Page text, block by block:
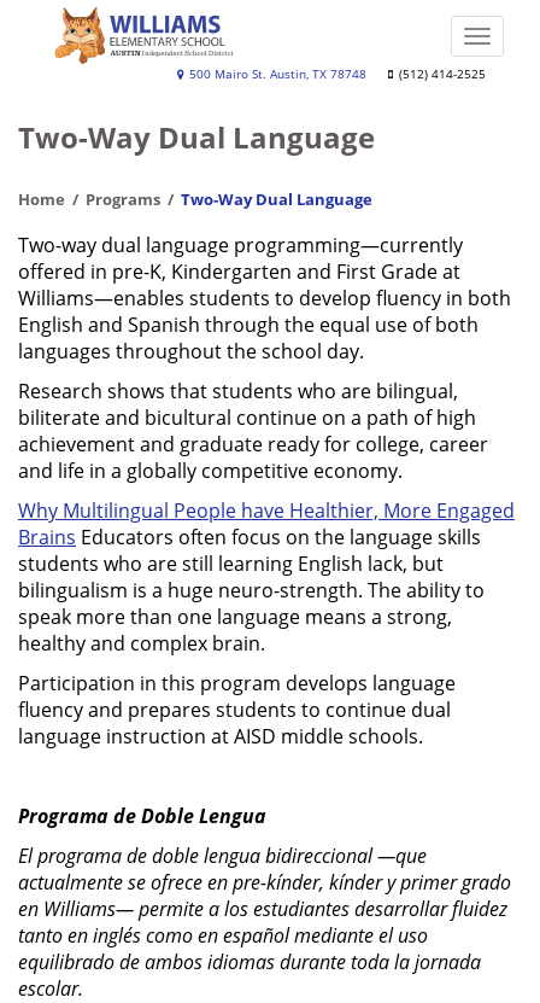
School
500 Mairo St. Austin, TX 78748 (512) 414-2525
Toggle
Two-Way Dual Language
Home Programs Two-Way Dual Language
Two-way dual language programming—currently
offered in pre-K, Kindergarten and First Grade at
Williams—enables students to develop fluency in both
English and Spanish through the equal use of both
languages throughout the school day.
Research shows that students who are bilingual,
biliterate and bicultural continue on a path of high
achievement and graduate ready for college, career
and life in a globally competitive economy.
Why Multilingual People have Healthier, More Engaged
Brains Educators often focus on the language skills
students who are still learning English lack, but
bilingualism is a huge neuro-strength. The ability to
speak more than one language means a strong,
healthy and complex brain.
Participation in this program develops language
fluency and prepares students to continue dual
language instruction at AISD middle schools.
Programa de Doble Lengua
El programa de doble lengua bidireccional —que
actualmente se ofrece en pre-kínder, kínder y primer grado
en Williams— permite a los estudiantes desarrollar fluidez
tanto en inglés como en español mediante el uso
equilibrado de ambos idiomas durante toda la jornada
escolar.